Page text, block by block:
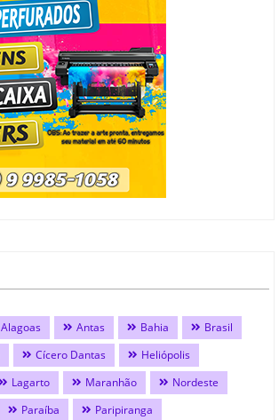
Alagoas Antas Bahia
Brasil
Cícero Dantas
Heliópolis
Lagarto Maranhão
Nordeste
Paraíba
Paripiranga